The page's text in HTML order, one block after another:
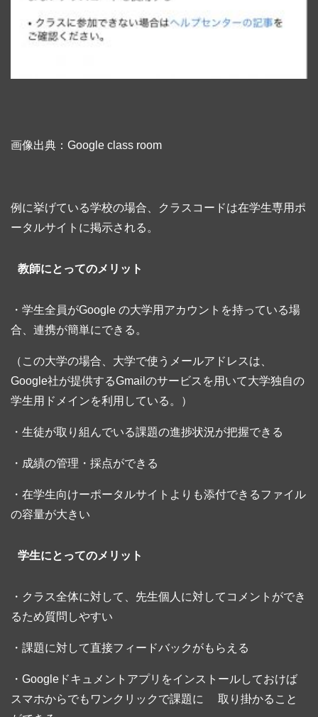
画像出典：Google class room
例に挙げている学校の場合、クラスコードは在学生専用ポ
ータルサイトに掲示される。
教師にとってのメリット
・学生全員がGoogle の大学用アカウントを持っている場
合、連携が簡単にできる。
（この大学の場合、大学で使うメールアドレスは、
Google社が提供するGmailのサービスを用いて大学独自の
学生用ドメインを利用している。）
・生徒が取り組んでいる課題の進捗状況が把握できる
・成績の管理・採点ができる
・在学生向けーポータルサイトよりも添付できるファイル
の容量が大きい
学生にとってのメリット
・クラス全体に対して、先生個人に対してコメントができ
るため質問しやすい
・課題に対して直接フィードバックがもらえる
・Googleドキュメントアプリをインストールしておけば
スマホからでもワンクリックで課題に 取り掛かること